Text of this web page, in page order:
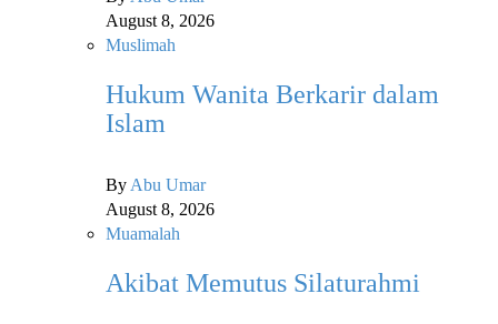
August 8, 2026
Muslimah
Hukum Wanita Berkarir dalam
Islam
By Abu Umar
August 8, 2026
Muamalah
Akibat Memutus Silaturahmi